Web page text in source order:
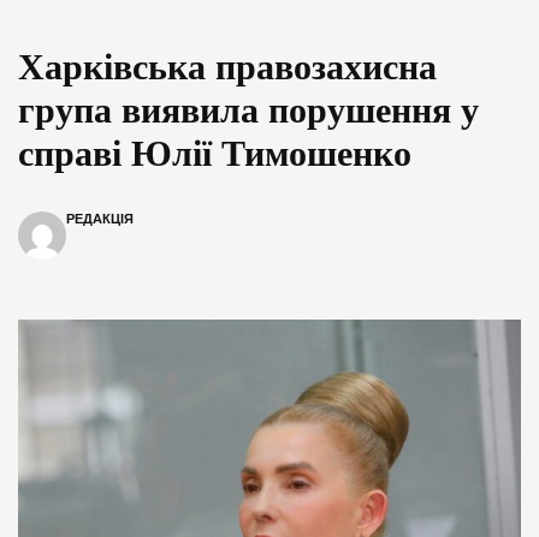
Харківська правозахисна
група виявила порушення у
справі Юлії Тимошенко
РЕДАКЦІЯ